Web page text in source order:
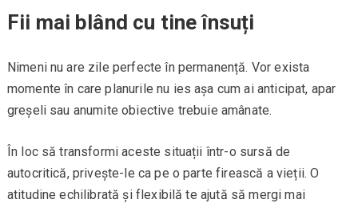
Fii mai blând cu tine însuți
Nimeni nu are zile perfecte în permanență. Vor exista
momente în care planurile nu ies așa cum ai anticipat, apar
greșeli sau anumite obiective trebuie amânate.
În loc să transformi aceste situații într-o sursă de
autocritică, privește-le ca pe o parte firească a vieții. O
atitudine echilibrată și flexibilă te ajută să mergi mai